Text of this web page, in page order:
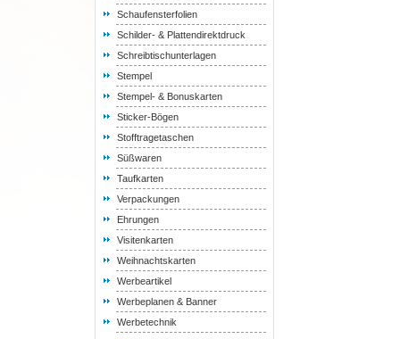
Schaufensterfolien
Schilder- & Plattendirektdruck
Schreibtischunterlagen
Stempel
Stempel- & Bonuskarten
Sticker-Bögen
Stofftragetaschen
Süßwaren
Taufkarten
Verpackungen
Ehrungen
Visitenkarten
Weihnachtskarten
Werbeartikel
Werbeplanen & Banner
Werbetechnik